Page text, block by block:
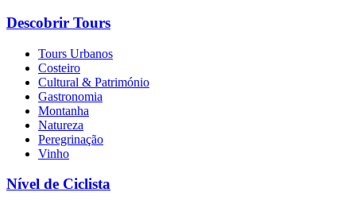
Costa Prata - Rota Atlântica Portuguesa - Top Bike Tours
8 Dias|2/5
Descobrir Tours
Tours Urbanos
Costeiro
Cultural & Património
Gastronomia
Montanha
Natureza
Peregrinação
Vinho
Nível de Ciclista